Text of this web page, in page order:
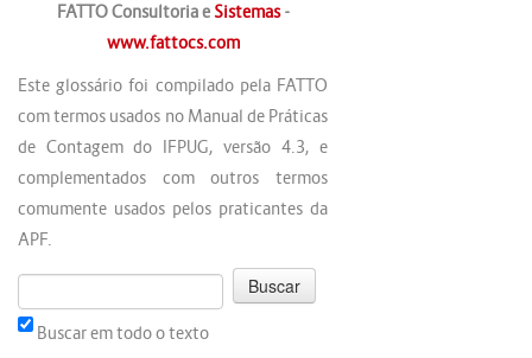
FATTO Consultoria e Sistemas-
www.fattocs.com
Este glossário foi compilado pela FATTO
com termos usados no Manual de Práticas
de Contagem do IFPUG, versão 4.3, e
complementados com outros termos
comumente usados pelos praticantes da
APF.
Buscar em todo o texto